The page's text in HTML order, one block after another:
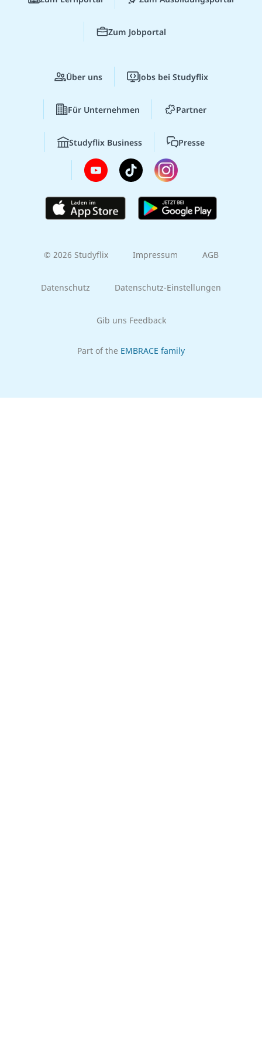
Zum Jobportal
Über uns Jobs bei Studyflix
Für Unternehmen Partner
Studyflix Business Presse
© 2026 Studyflix Impressum AGB
Datenschutz Datenschutz-Einstellungen
Gib uns Feedback
Part of the EMBRACE family